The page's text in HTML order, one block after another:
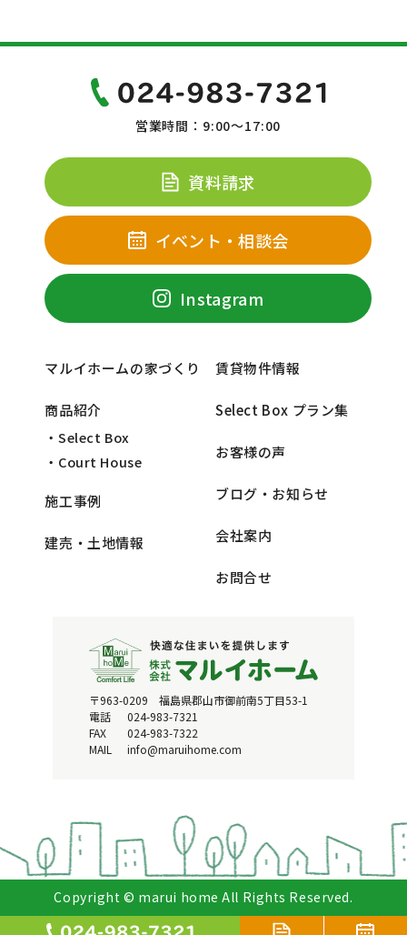
〒963-0209 福島県郡山市御前南5丁目53-1
電話
024-983-7321
FAX
024-983-7322
MAIL
info@maruihome.com
営業時間：9:00～17:00
資料請求
イベント・相談会
Instagram
マルイホームの家づくり
商品紹介
・Select Box
・Court House
施工事例
建売・土地情報
賃貸物件情報
Select Box プラン集
お客様の声
ブログ・お知らせ
会社案内
お問合せ
Copyright © marui home All Rights Reserved.